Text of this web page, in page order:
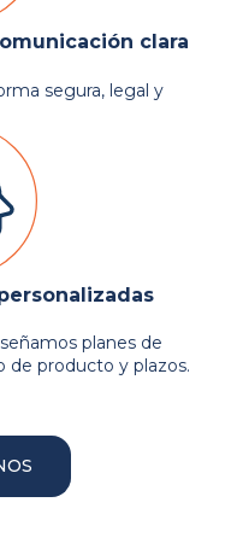
clara
segura, legal y
planes de
de producto y plazos.